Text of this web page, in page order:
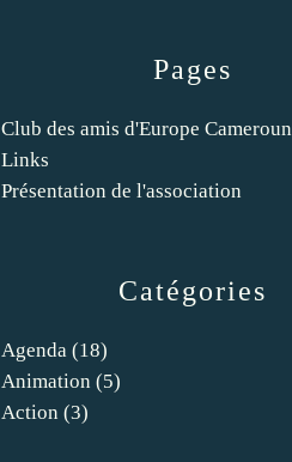
Catégories
Agenda (18)
Animation (5)
Action (3)
Pages
Club des amis d'Europe
Links
Présentation de l'association